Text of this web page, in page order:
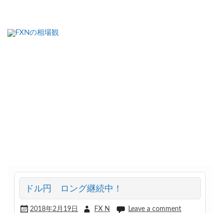
ドル円 ロング継続中！
2018年2月19日 FX N Leave a comment